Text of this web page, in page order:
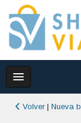
Volver |Nueva